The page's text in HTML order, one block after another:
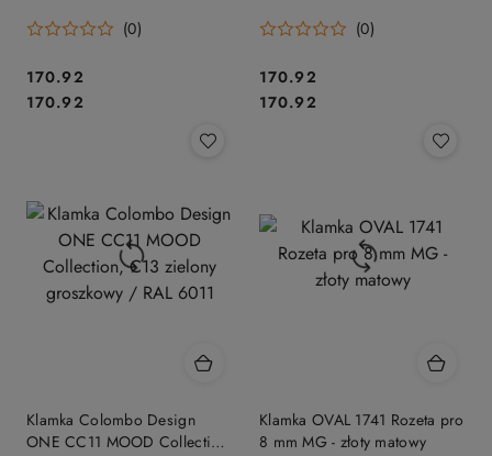
(0)
Cena:
170.92
Cena:
170.92
(0)
Cena:
170.92
Cena:
170.92
Klamka Colombo Design
ONE CC11 MOOD Collection,
Klamka OVAL 1741 Rozeta pro
8 mm MG - złoty matowy